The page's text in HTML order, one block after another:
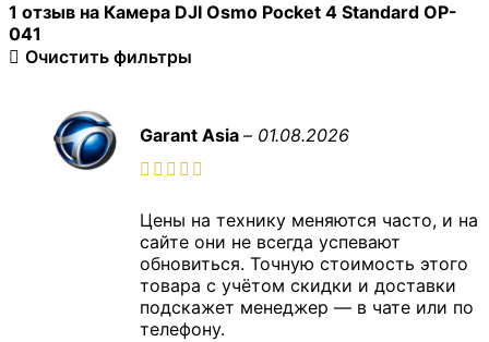
1 отзыв на Камера DJI Osmo Pocket 4 Standard OP-
041
Очистить фильтры
Garant Asia – 01.08.2026
Цены на технику меняются часто, и на
сайте они не всегда успевают
обновиться. Точную стоимость этого
товара с учётом скидки и доставки
подскажет менеджер — в чате или по
телефону.